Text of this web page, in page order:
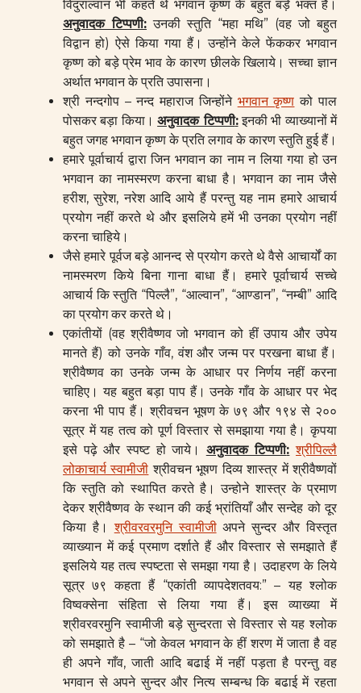
विदुराल्वान भी कहते थे भगवान कृष्ण के बहुत बड़े भक्त हैं।
अनुवादक टिप्पणी: उनकी स्तुति “महा मथि” (वह जो बहुत
विद्वान हो) ऐसे किया गया हैं। उन्होंने केले फेंककर भगवान
कृष्ण को बड़े प्रेम भाव के कारण छीलके खिलाये। सच्चा ज्ञान
अर्थात भगवान के प्रति उपासना।
श्री नन्दगोप – नन्द महाराज जिन्होंने भगवान कृष्ण को पाल
पोसकर बड़ा किया।अनुवादक टिप्पणी:इनकी भी व्याख्यानों में
बहुत जगह भगवान कृष्ण के प्रति लगाव के कारण स्तुति हुई हैं।
हमारे पूर्वाचार्य द्वारा जिन भगवान का नाम न लिया गया हो उन
भगवान का नामस्मरण करना बाधा है। भगवान का नाम जैसे
हरीश, सुरेश, नरेश आदि आये हैं परन्तु यह नाम हमारे आचार्य
प्रयोग नहीं करते थे और इसलिये हमें भी उनका प्रयोग नहीं
करना चाहिये।
जैसे हमारे पूर्वज बड़े आनन्द से प्रयोग करते थे वैसे आचार्यों का
नामस्मरण किये बिना गाना बाधा हैं। हमारे पूर्वाचार्य सच्चे
आचार्य कि स्तुति “पिल्लै”, “आल्वान”, “आण्डान”, “नम्बी” आदि
का प्रयोग कर करते थे।
एकांतीयों (वह श्रीवैष्णव जो भगवान को हीं उपाय और उपेय
मानते हैं) को उनके गाँव, वंश और जन्म पर परखना बाधा हैं।
श्रीवैष्णव का उनके जन्म के आधार पर निर्णय नहीं करना
चाहिए। यह बहुत बड़ा पाप हैं। उनके गाँव के आधार पर भेद
करना भी पाप हैं। श्रीवचन भूषण के ७९ और १९४ से २००
सूत्र में यह तत्व को पूर्ण विस्तार से समझाया गया है। कृपया
इसे पढ़े और स्पष्ट हो जाये। अनुवादक टिप्पणी: श्रीपिल्लै
लोकाचार्य स्वामीजी श्रीवचन भूषण दिव्य शास्त्र में श्रीवैष्णवों
कि स्तुति को स्थापित करते है। उन्होने शास्त्र के प्रमाण
देकर श्रीवैष्णव के स्थान की कई भ्रांतियाँ और सन्देह को दूर
किया है।श्रीवरवरमुनि स्वामीजीअपने सुन्दर और विस्तृत
व्याख्यान में कई प्रमाण दर्शाते हैं और विस्तार से समझाते हैं
इसलिये यह तत्व स्पष्टता से समझा गया है। उदाहरण के लिये
सूत्र ७९ कहता हैं “एकांती व्यापदेशतवय:” – यह श्लोक
विष्वक्सेना संहिता से लिया गया हैं। इस व्याख्या में
श्रीवरवरमुनि स्वामीजी बड़े सुन्दरता से विस्तार से यह श्लोक
को समझाते है – “जो केवल भगवान के हीं शरण में जाता है वह
ही अपने गाँव, जाती आदि बढाई में नहीं पड़ता है परन्तु वह
भगवान से अपने सुन्दर और नित्य सम्बन्ध कि बढाई में रहता